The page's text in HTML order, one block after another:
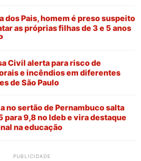
dos Pais, homem é preso suspeito
as próprias filhas de 3 e 5 anos
Civil alerta para risco de
e incêndios em diferentes
de São Paulo
no sertão de Pernambuco salta
para 9,8 no Ideb e vira destaque
na educação
PUBLICIDADE